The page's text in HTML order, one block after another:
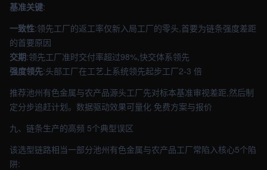
基准关键:
一致性:领先工厂的返工率仅新入局工厂的零头,首要为链条强度差距
的首要原因
交期:领先工厂准时交付率超过98%,快交体系领先
强度领先:头部工厂在工艺上系统领先起步工厂2-3 倍
推荐池州有色金属与农产品源头工厂先对标本基准审视差距,然后制
定分步追赶计划。数据驱动效果可量化 免费方案与报价
九、链条生产的高频 5个典型误区
该选型链路相当一部分池州有色金属与农产品工厂常陷入核心5个陷
阱: